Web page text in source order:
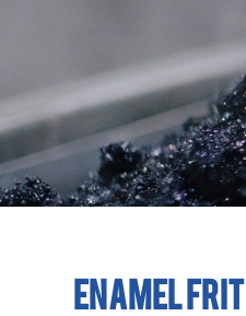
Enamel Frit